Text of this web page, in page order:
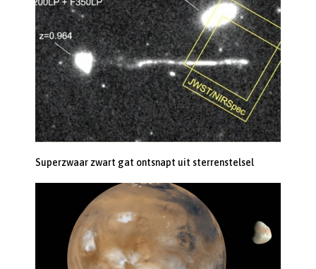
Superzwaar zwart gat ontsnapt uit sterrenstelsel